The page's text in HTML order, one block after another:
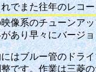
れでまた往年のレコ
像系のチューンア
あり早々にバージ
はブルー管のドラ
です。作業は三菱